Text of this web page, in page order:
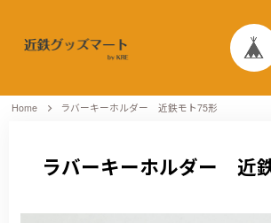
Home ラバーキーホルダー 近鉄モト75形
ラバーキーホルダー 近